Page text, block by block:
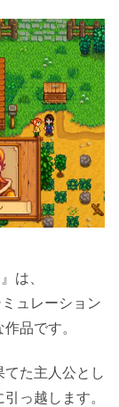
は、
ュレーション
品です。
た主人公とし
っ越します。